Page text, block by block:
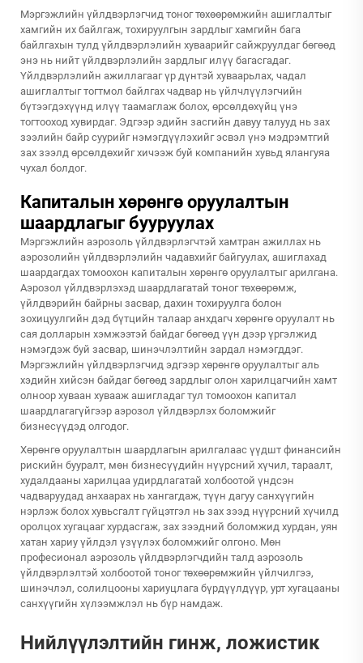
Мэргэжлийн үйлдвэрлэгчид тоног төхөөрөмжийн ашиглалтыг
хамгийн их байлгаж, тохируулгын зардлыг хамгийн бага
байлгахын тулд үйлдвэрлэлийн хуваарийг сайжруулдаг бөгөөд
энэ нь нийт үйлдвэрлэлийн зардлыг илүү багасгадаг.
Үйлдвэрлэлийн ажиллагааг үр дүнтэй хуваарьлах, чадал
ашиглалтыг тогтмол байлгах чадвар нь үйлчлүүлэгчийн
бүтээгдэхүүнд илүү таамаглаж болох, өрсөлдөхүйц үнэ
тогтооход хувирдаг. Эдгээр эдийн засгийн давуу талууд нь зах
зээлийн байр суурийг нэмэгдүүлэхийг эсвэл үнэ мэдрэмтгий
зах зээлд өрсөлдөхийг хичээж буй компанийн хувьд ялангуяа
чухал болдог.
Капиталын хөрөнгө оруулалтын
шаардлагыг бууруулах
Мэргэжлийн аэрозоль үйлдвэрлэгчтэй хамтран ажиллах нь
аэрозолийн үйлдвэрлэлийн чадавхийг байгуулах, ашиглахад
шаардагдах томоохон капиталын хөрөнгө оруулалтыг арилгана.
Аэрозол үйлдвэрлэхэд шаардлагатай тоног төхөөрөмж,
үйлдвэрийн байрны засвар, дахин тохируулга болон
зохицуулгийн дэд бүтцийн талаар анхдагч хөрөнгө оруулалт нь
сая долларын хэмжээтэй байдаг бөгөөд үүн дээр үргэлжид
нэмэгдэж буй засвар, шинэчлэлтийн зардал нэмэгддэг.
Мэргэжлийн үйлдвэрлэгчид эдгээр хөрөнгө оруулалтыг аль
хэдийн хийсэн байдаг бөгөөд зардлыг олон харилцагчийн хамт
олноор хуваан хувааж ашигладаг тул томоохон капитал
шаардлагагүйгээр аэрозол үйлдвэрлэх боломжийг
бизнесүүдэд олгодог.
Хөрөнгө оруулалтын шаардлагын арилгалаас үүдшт финансийн
рискийн бууралт, мөн бизнесүүдийн нүүрсний хүчил, тараалт,
худалдааны харилцаа удирдлагатай холбоотой үндсэн
чадваруудад анхаарах нь хангагдаж, түүн дагуу санхүүгийн
нэрлэж болох хувьсгалт гүйцэтгэл нь зах зээд нүүрсний хүчилд
оролцох хугацааг хурдасгаж, зах зээдний боломжид хурдан, уян
хатан хариу үйлдэл үзүүлэх боломжийг олгоно. Мөн
професионал аэрозоль үйлдвэрлэгчдийн талд аэрозоль
үйлдвэрлэлтэй холбоотой тоног төхөөрөмжийн үйлчилгээ,
шинэчлэл, солилцооны хариуцлага бүрдүүлдүүр, урт хугацааны
санхүүгийн хүлээмжлэл нь бүр намдаж.
Нийлүүлэлтийн гинж, ложистик